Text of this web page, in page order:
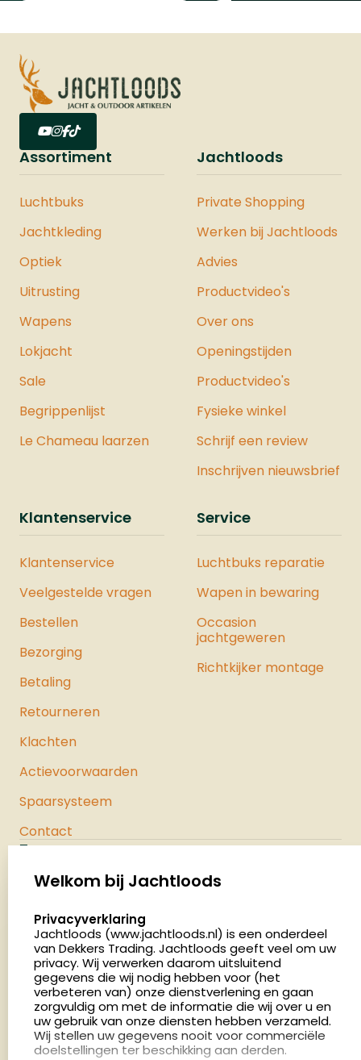
Assortiment
Luchtbuks
Jachtkleding
Optiek
Uitrusting
Wapens
Lokjacht
Sale
Begrippenlijst
Le Chameau laarzen
Jachtloods
Private Shopping
Werken bij Jachtloods
Advies
Productvideo's
Over ons
Openingstijden
Productvideo's
Fysieke winkel
Schrijf een review
Inschrijven nieuwsbrief
Klantenservice
Klantenservice
Veelgestelde vragen
Bestellen
Bezorging
Betaling
Retourneren
Klachten
Actievoorwaarden
Spaarsysteem
Contact
Service
Luchtbuks reparatie
Wapen in bewaring
Occasion
jachtgeweren
Richtkijker montage
Palenrij 1
Nederland
4.8
2879 beoordelingen
Openingstijden
Dinsdag en donderdag: 13:00 - 17:00 én 18:00 - 21:00
uur
Welkom bij Jachtloods
select language
Privacyverklaring
Jachtloods (www.jachtloods.nl) is een onderdeel
van Dekkers Trading. Jachtloods geeft veel om uw
privacy. Wij verwerken daarom uitsluitend
gegevens die wij nodig hebben voor (het
verbeteren van) onze dienstverlening en gaan
zorgvuldig om met de informatie die wij over u en
uw gebruik van onze diensten hebben verzameld.
Wij stellen uw gegevens nooit voor commerciële
doelstellingen ter beschikking aan derden.